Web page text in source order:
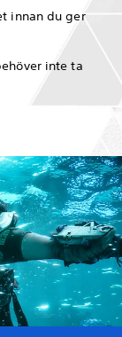
innan du ger
inte ta